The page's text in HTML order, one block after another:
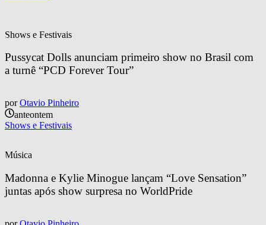
Shows e Festivais
Pussycat Dolls anunciam primeiro show no Brasil com
a turnê “PCD Forever Tour”
por Otavio Pinheiro
anteontem
Shows e Festivais
Música
Madonna e Kylie Minogue lançam “Love Sensation”
juntas após show surpresa no WorldPride